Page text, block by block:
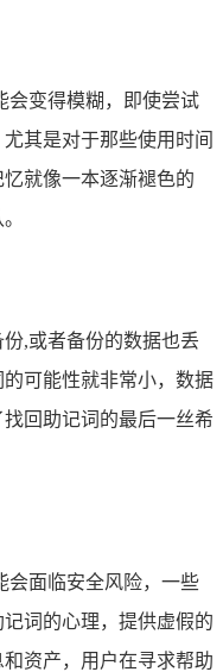
会变得模糊，即使尝试
其是对于那些使用时间
就像一本逐渐褪色的
,或者备份的数据也丢
可能性就非常小，数据
回助记词的最后一丝希
会面临安全风险，一些
词的心理，提供虚假的
资产，用户在寻求帮助